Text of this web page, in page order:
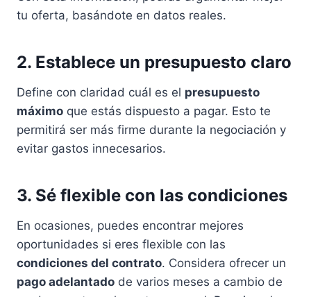
tu oferta, basándote en datos reales.
2. Establece un presupuesto claro
Define con claridad cuál es el presupuesto
máximo que estás dispuesto a pagar. Esto te
permitirá ser más firme durante la negociación y
evitar gastos innecesarios.
3. Sé flexible con las condiciones
En ocasiones, puedes encontrar mejores
oportunidades si eres flexible con las
condiciones del contrato. Considera ofrecer un
pago adelantado de varios meses a cambio de